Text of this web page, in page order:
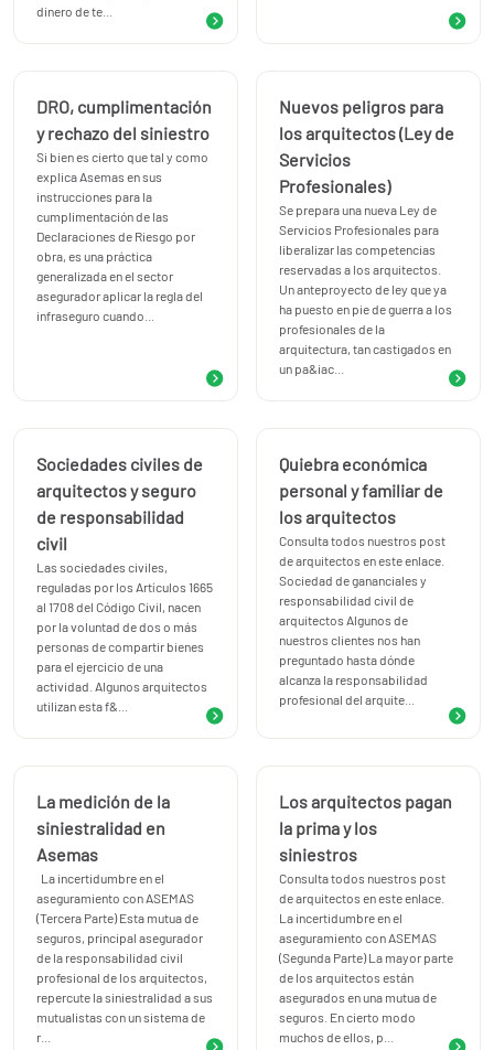
dinero de te...
DRO, cumplimentación
y rechazo del siniestro
Si bien es cierto que tal y como
explica Asemas en sus
instrucciones para la
cumplimentación de las
Declaraciones de Riesgo por
obra, es una práctica
generalizada en el sector
asegurador aplicar la regla del
infraseguro cuando...
Nuevos peligros para
los arquitectos (Ley de
Servicios
Profesionales)
Se prepara una nueva Ley de
Servicios Profesionales para
liberalizar las competencias
reservadas a los arquitectos.
Un anteproyecto de ley que ya
ha puesto en pie de guerra a los
profesionales de la
arquitectura, tan castigados en
un pa&iac...
Sociedades civiles de
arquitectos y seguro
de responsabilidad
civil
Las sociedades civiles,
reguladas por los Artículos 1665
al 1708 del Código Civil, nacen
por la voluntad de dos o más
personas de compartir bienes
para el ejercicio de una
actividad. Algunos arquitectos
utilizan esta f&...
Quiebra económica
personal y familiar de
los arquitectos
Consulta todos nuestros post
de arquitectos en este enlace.
Sociedad de gananciales y
responsabilidad civil de
arquitectos Algunos de
nuestros clientes nos han
preguntado hasta dónde
alcanza la responsabilidad
profesional del arquite...
La medición de la
siniestralidad en
Asemas
La incertidumbre en el
aseguramiento con ASEMAS
(Tercera Parte) Esta mutua de
seguros, principal asegurador
de la responsabilidad civil
profesional de los arquitectos,
repercute la siniestralidad a sus
mutualistas con un sistema de
r...
Los arquitectos pagan
la prima y los
siniestros
Consulta todos nuestros post
de arquitectos en este enlace.
La incertidumbre en el
aseguramiento con ASEMAS
(Segunda Parte) La mayor parte
de los arquitectos están
asegurados en una mutua de
seguros. En cierto modo
muchos de ellos, p...